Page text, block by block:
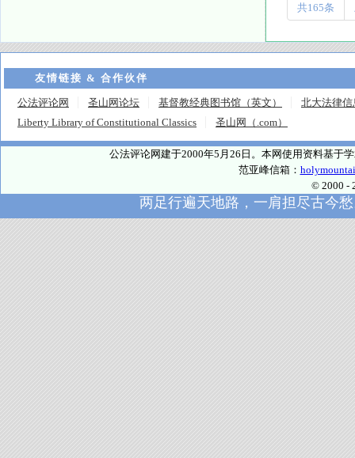
共165条
友情链接 & 合作伙伴
公法评论网 圣山网论坛 基督教经典图书馆（英文）
北大法律信
Liberty Library of Constitutional Classics
圣山网（.com）
公法评论网建于2000年5月26日。本网使用资料基于
范亚峰信箱：
© 2000 -
两足行遍天地路，一肩担尽古今